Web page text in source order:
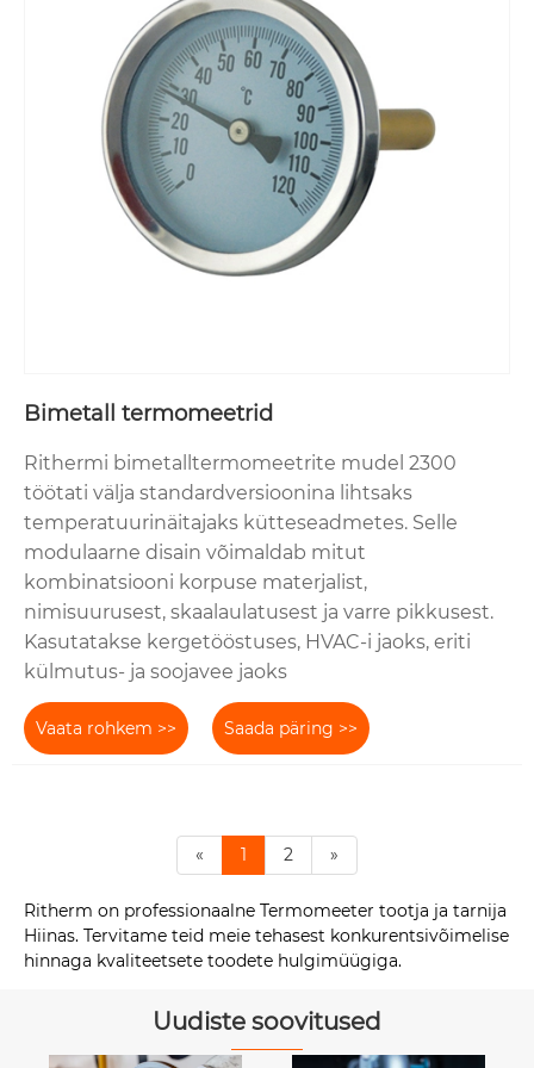
Bimetall termomeetrid
Rithermi bimetalltermomeetrite mudel 2300
töötati välja standardversioonina lihtsaks
temperatuurinäitajaks kütteseadmetes. Selle
modulaarne disain võimaldab mitut
kombinatsiooni korpuse materjalist,
nimisuurusest, skaalaulatusest ja varre pikkusest.
Kasutatakse kergetööstuses, HVAC-i jaoks, eriti
külmutus- ja soojavee jaoks
Vaata rohkem >> Saada päring >>
« 1 2 »
Ritherm on professionaalne Termomeeter tootja ja tarnija
Hiinas. Tervitame teid meie tehasest konkurentsivõimelise
hinnaga kvaliteetsete toodete hulgimüügiga.
Uudiste soovitused